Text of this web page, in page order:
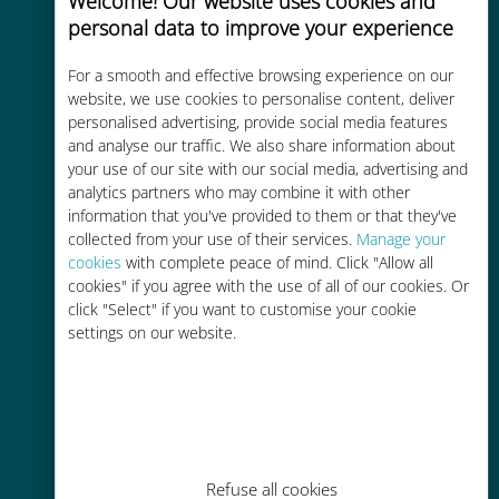
personal data to improve your experience
For a smooth and effective browsing experience on our
website, we use cookies to personalise content, deliver
personalised advertising, provide social media features
and analyse our traffic. We also share information about
your use of our site with our social media, advertising and
analytics partners who may combine it with other
information that you've provided to them or that they've
collected from your use of their services. Manage your
cookies with complete peace of mind. Click "Allow all
cookies" if you agree with the use of all of our cookies. Or
click "Select" if you want to customise your cookie
settings on our website.
Refuse all cookies
Custo-benefício
Até 90% mais barato do que as
tarifas de roaming de sua
operadora atual
Fácil recarga
Em qualquer lugar por meio do